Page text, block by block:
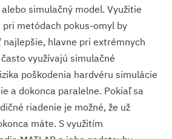
simulačný model. Využitie
metódach pokus-omyl by
hlavne pri extrémnych
využívajú simulačné
poškodenia hardvéru simulácie
a dokonca paralelne. Pokiaľ sa
riadenie je možné, že už
máte. S využitím